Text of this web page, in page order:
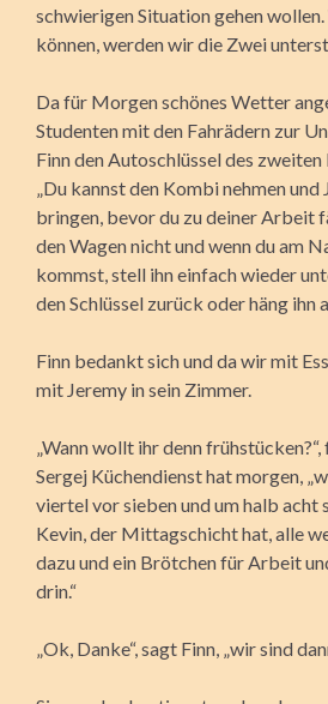
schwierigen Situation gehen
können, werden wir die Zwei
Da für Morgen schönes Wetter
Studenten mit den Fahrädern zur
Finn den Autoschlüssel des
„Du kannst den Kombi nehmen und
bringen, bevor du zu deiner Arbeit
den Wagen nicht und wenn du am
kommst, stell ihn einfach wieder
den Schlüssel zurück oder häng ihn
Finn bedankt sich und da wir mit
mit Jeremy in sein Zimmer.
„Wann wollt ihr denn
Sergej Küchendienst hat morgen,
viertel vor sieben und um halb acht
Kevin, der Mittagschicht hat, alle
dazu und ein Brötchen für Arbeit
drin.“
„Ok, Danke“, sagt Finn, „wir sind